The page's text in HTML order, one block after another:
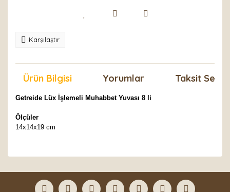
Karşılaştır
Ürün Bilgisi Yorumlar Taksit
Getreide Lüx İşlemeli Muhabbet Yuvası 8 li
Ölçüler
14x14x19 cm
formunu kullanarak tarafımıza iletebilirsiniz.
Görüş ve önerileriniz için teşekkür ederiz.